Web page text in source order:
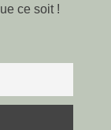
ce soit !